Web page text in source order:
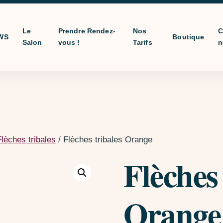
Le
Salon
Prendre Rendez-
vous !
Nos
Tarifs
Boutique
tribales / Flèches tribales Orange
Orange